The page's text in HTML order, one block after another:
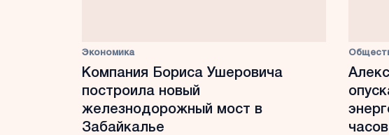
Экономика
Компания Бориса Ушеровича
построила новый
железнодорожный мост в
Забайкалье